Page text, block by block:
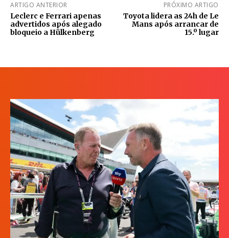
ARTIGO ANTERIOR
Leclerc e Ferrari apenas
advertidos após alegado
bloqueio a Hülkenberg
PRÓXIMO ARTIGO
Toyota lidera as 24h de Le
Mans após arrancar de
15.º lugar